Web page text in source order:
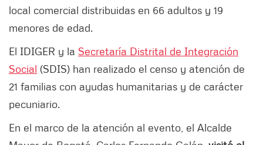
local comercial distribuidas en 66 adultos y 19
menores de edad.
El IDIGER y la Secretaría Distrital de Integración
Social (SDIS) han realizado el censo y atención de
21 familias con ayudas humanitarias y de carácter
pecuniario.
En el marco de la atención al evento, el Alcalde